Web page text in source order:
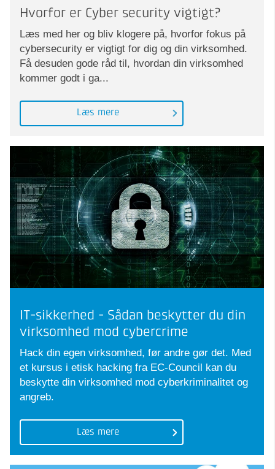
Hvorfor er Cyber security vigtigt?
Læs med her og bliv klogere på, hvorfor fokus på
cybersecurity er vigtigt for dig og din virksomhed.
Få desuden gode råd til, hvordan din virksomhed
kommer godt i ga...
Læs mere
IT-sikkerhed - Sådan beskytter du din
virksomhed mod cybercrime
Hack din egen virksomhed, før andre gør det. Med
et kursus i etisk hacking fra EC-Council kan du
beskytte din virksomhed mod cyberkriminalitet og
angreb.
Læs mere